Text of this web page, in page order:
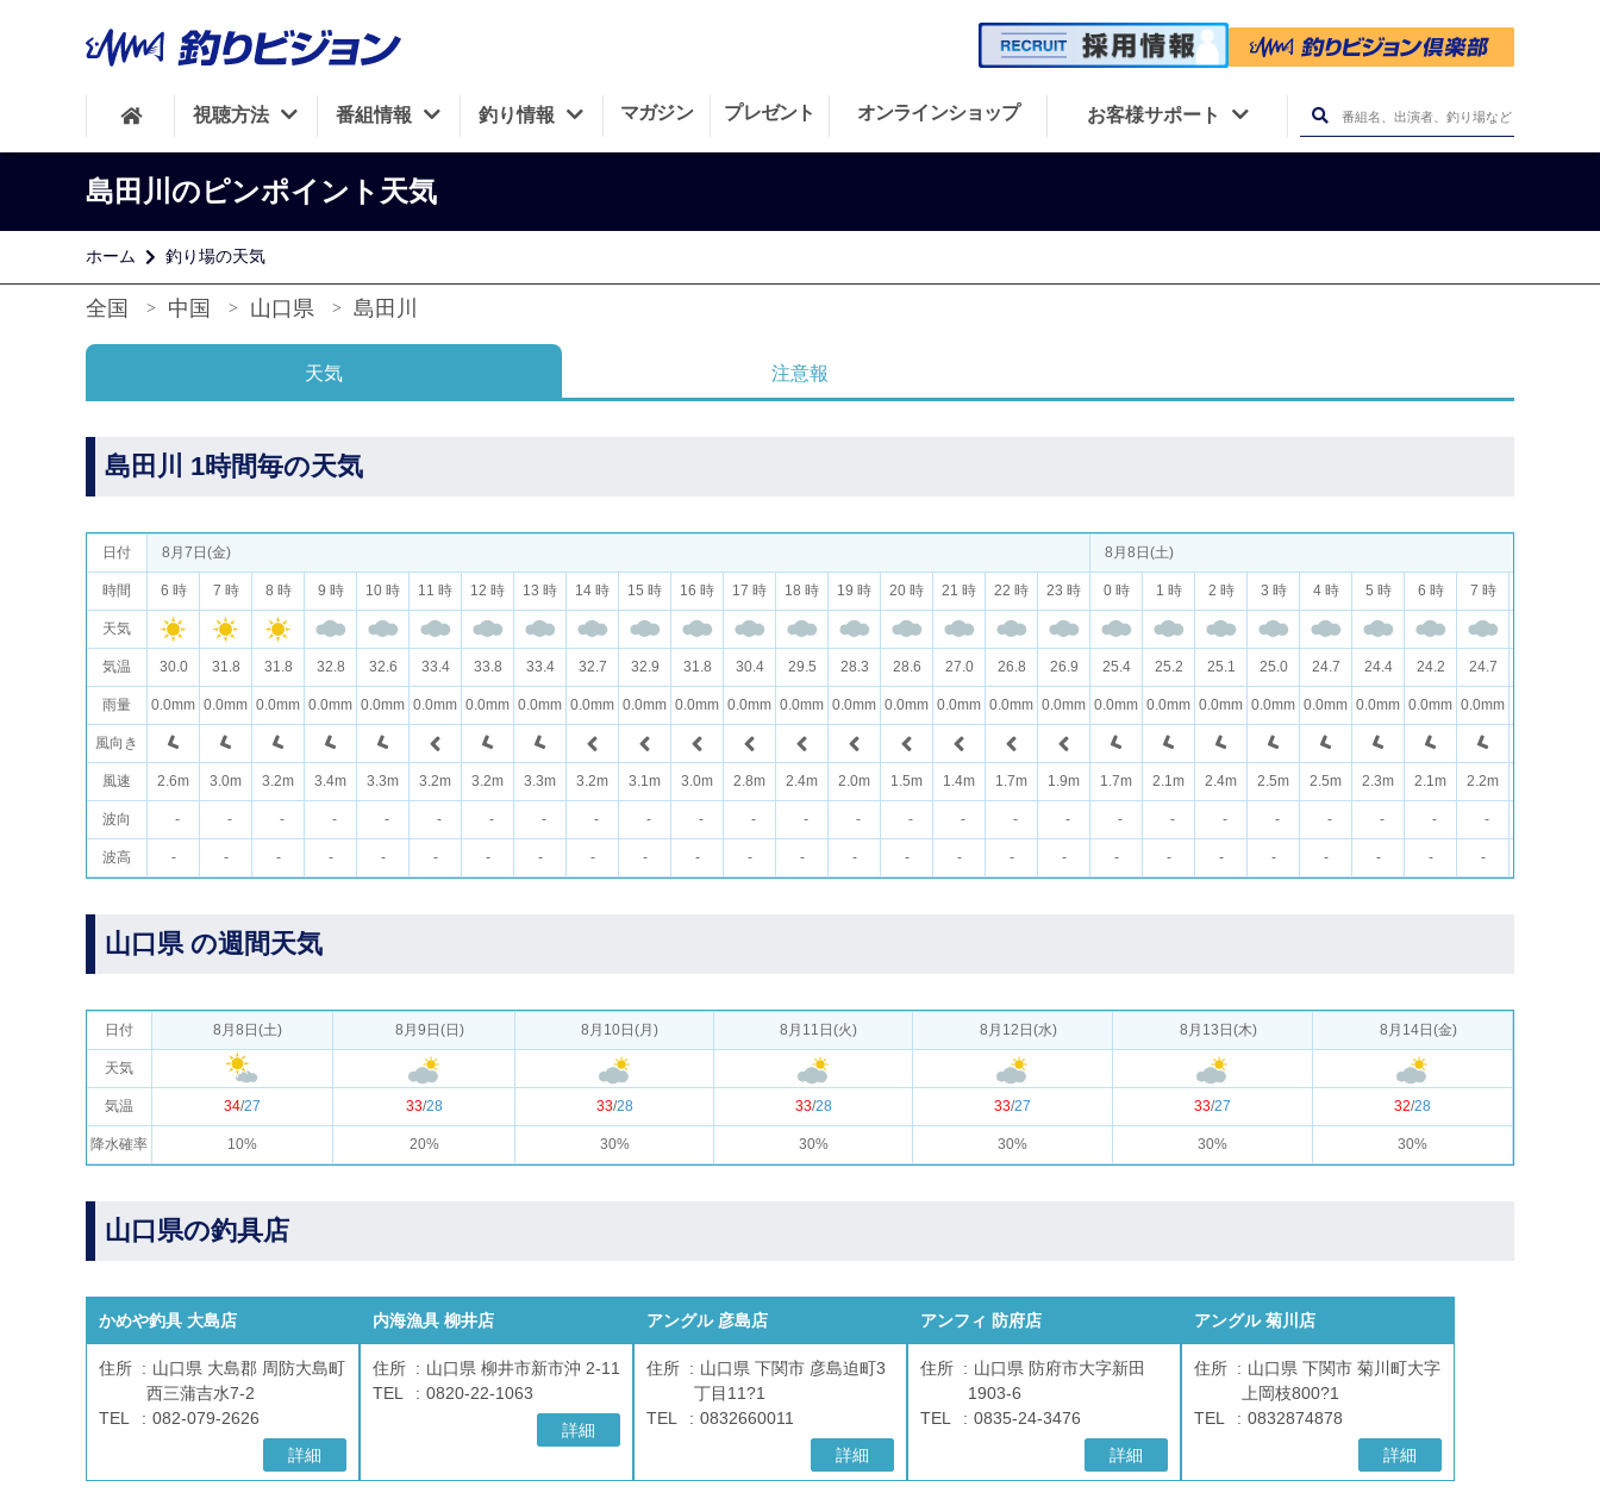
視聴方法 番組情報 釣り情報 マガジン プレゼント オンラインショップ お客様サポート
島田川のピンポイント天気
ホーム 釣り場の天気
全国 中国 山口県 島田川
天気 注意報
島田川 1時間毎の天気
日付
時間
天気
気温
雨量
風向き
風速
波向
波高
8月7日(金) 8月8日(土)
6 時 7 時 8 時 9 時 10 時 11 時 12 時 13 時 14 時 15 時 16 時 17 時 18 時 19 時 20 時 21 時 22 時 23 時 0 時 1 時 2 時 3 時 4 時 5 時 6 時 7 時
30.0 31.8 31.8 32.8 32.6 33.4 33.8 33.4 32.7 32.9 31.8 30.4 29.5 28.3 28.6 27.0 26.8 26.9 25.4 25.2 25.1 25.0 24.7 24.4 24.2 24.7
0.0mm 0.0mm 0.0mm 0.0mm 0.0mm 0.0mm 0.0mm 0.0mm 0.0mm 0.0mm 0.0mm 0.0mm 0.0mm 0.0mm 0.0mm 0.0mm 0.0mm 0.0mm 0.0mm 0.0mm 0.0mm 0.0mm 0.0mm 0.0mm 0.0mm 0.0mm
2.6m 3.0m 3.2m 3.4m 3.3m 3.2m 3.2m 3.3m 3.2m 3.1m 3.0m 2.8m 2.4m 2.0m 1.5m 1.4m 1.7m 1.9m 1.7m 2.1m 2.4m 2.5m 2.5m 2.3m 2.1m 2.2m
- - - - - - - - - - - - - - - - - - - - - - - - - -
- - - - - - - - - - - - - - - - - - - - - - - - - -
山口県 の週間天気
日付
天気
気温
降水確率
8月8日(土) 8月9日(日) 8月10日(月) 8月11日(火) 8月12日(水) 8月13日(木) 8月14日(金)
34/27 33/28 33/28 33/28 33/27 33/27 32/28
10% 20% 30% 30% 30% 30% 30%
山口県の釣具店
かめや釣具 大島店
住所
山口県 大島郡 周防大島町
西三蒲吉水7-2
TEL
082-079-2626
詳細
内海漁具 柳井店
住所
山口県 柳井市新市沖 2-11
TEL
0820-22-1063
詳細
アングル 彦島店
住所
山口県 下関市 彦島迫町3
丁目11?1
TEL
0832660011
詳細
アンフィ 防府店
住所
山口県 防府市大字新田
1903-6
TEL
0835-24-3476
詳細
アングル 菊川店
住所
山口県 下関市 菊川町大字
上岡枝800?1
TEL
0832874878
詳細